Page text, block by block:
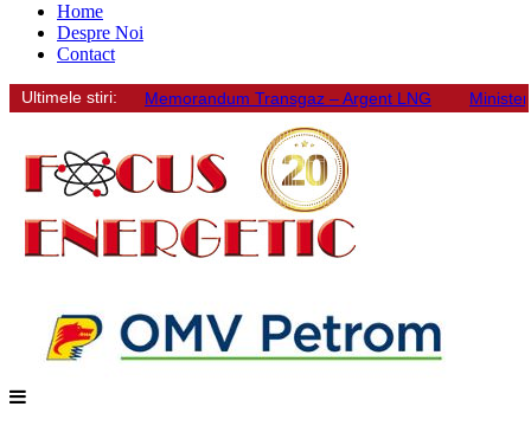
Home
Despre Noi
Contact
Ultimele stiri: Memorandum Transgaz – Argent LNG